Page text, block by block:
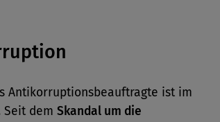
Antikorruptionsbeauftragte ist im
Seit dem Skandal um die